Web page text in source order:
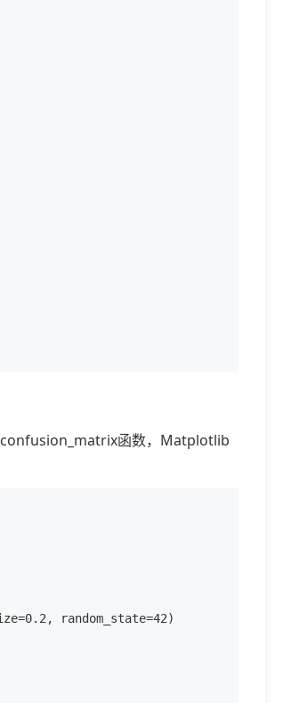
confusion_matrix函数，Matplotlib
random_state=42)